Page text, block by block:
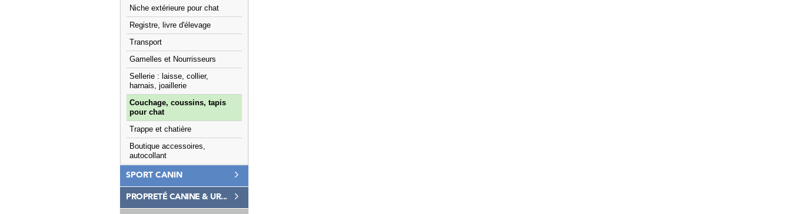
Niche extérieure pour chat
Registre, livre d'élevage
Transport
Gamelles et Nourrisseurs
Sellerie : laisse, collier,
harnais, joaillerie
Couchage, coussins, tapis
pour chat
Trappe et chatière
Boutique accessoires,
autocollant
SPORT CANIN
PROPRETÉ CANINE & UR...